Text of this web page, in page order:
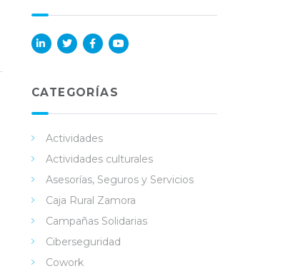
in
ok
e
CATEGORÍAS
Actividades
Actividades culturales
Asesorías, Seguros y Servicios
Caja Rural Zamora
Campañas Solidarias
Ciberseguridad
Cowork